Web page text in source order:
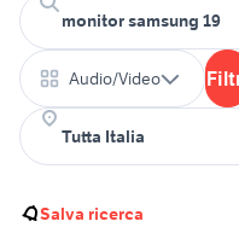
Audio/Video
Salva ricerca